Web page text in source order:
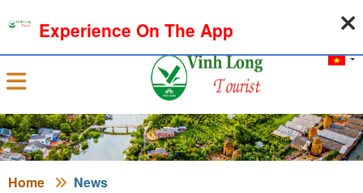
Sign in
Home News
Experience On The App